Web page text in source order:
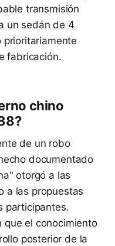
transmisión
un sedán de 4
prioritariamente
fabricación.
chino
de un robo
documentado
otorgó a las
a las propuestas
participantes.
que el conocimiento
posterior de la